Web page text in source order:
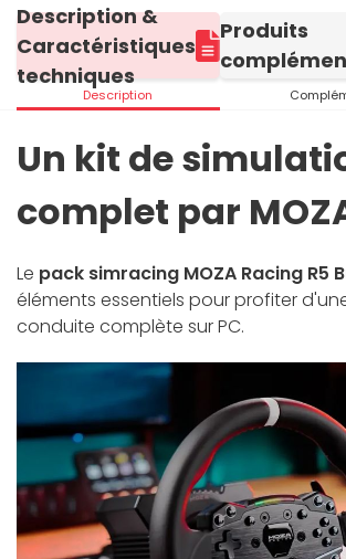
Description &
Caractéristiques
techniques
Description
Produits
Un kit de
complet par
Le pack simracing MOZA Racing R5
éléments essentiels pour profiter
conduite complète sur PC.